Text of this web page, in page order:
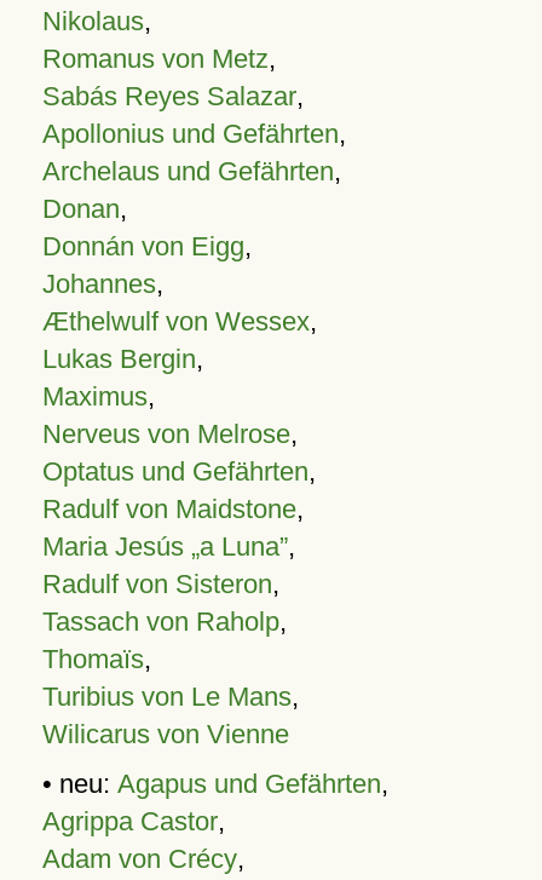
Nikolaus,
Romanus von Metz,
Sabás Reyes Salazar,
Apollonius und Gefährten,
Archelaus und Gefährten,
Donan,
Donnán von Eigg,
Johannes,
Æthelwulf von Wessex,
Lukas Bergin,
Maximus,
Nerveus von Melrose,
Optatus und Gefährten,
Radulf von Maidstone,
Maria Jesús „a Luna”,
Radulf von Sisteron,
Tassach von Raholp,
Thomaïs,
Turibius von Le Mans,
Wilicarus von Vienne
• neu: Agapus und Gefährten,
Agrippa Castor,
Adam von Crécy,